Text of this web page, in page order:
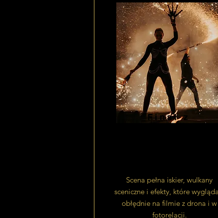
Finał z
Scena pełna iskier, wulkany
sceniczne i efekty, które
obłędnie na filmie z drona i w
fotorelacji.